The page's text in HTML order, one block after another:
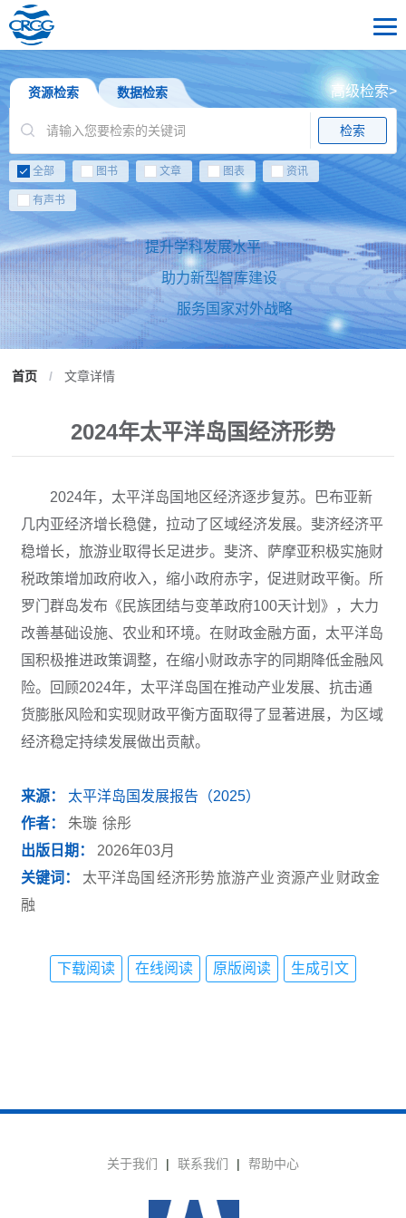
资源检索 数据检索
检索
高级检索>
全部 图书 文章 图表 资讯
有声书
提升学科发展水平
助力新型智库建设
服务国家对外战略
首页 / 文章详情
2024年太平洋岛国经济形势
2024年，太平洋岛国地区经济逐步复苏。巴布亚新
几内亚经济增长稳健，拉动了区域经济发展。斐济经济平
稳增长，旅游业取得长足进步。斐济、萨摩亚积极实施财
税政策增加政府收入，缩小政府赤字，促进财政平衡。所
罗门群岛发布《民族团结与变革政府100天计划》，大力
改善基础设施、农业和环境。在财政金融方面，太平洋岛
国积极推进政策调整，在缩小财政赤字的同期降低金融风
险。回顾2024年，太平洋岛国在推动产业发展、抗击通
货膨胀风险和实现财政平衡方面取得了显著进展，为区域
经济稳定持续发展做出贡献。
来源：
太平洋岛国发展报告（2025）
作者：
朱璇 徐彤
出版日期：
2026年03月
关键词：
太平洋岛国 经济形势旅游产业 资源产业 财政金
融
下载阅读 在线阅读 原版阅读 生成引文
关于我们 | 联系我们 | 帮助中心